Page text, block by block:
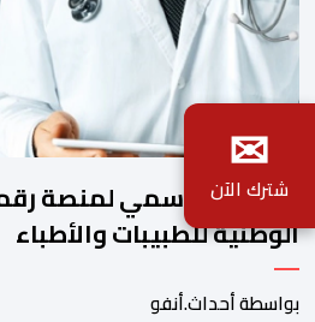
الإطلاق الرسمي لمنصة
الوطنية للطبيبات والأطباء
بواسطة أحداث.أنفو
✉
شترك الآن